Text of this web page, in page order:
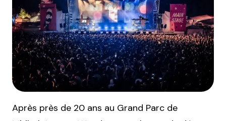
Après près de 20 ans au Grand Parc de